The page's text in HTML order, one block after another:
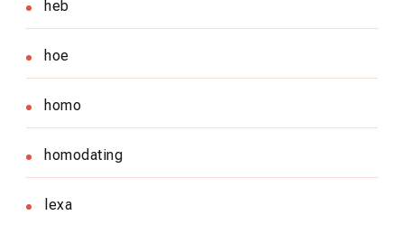
heb
hoe
homo
homodating
lexa